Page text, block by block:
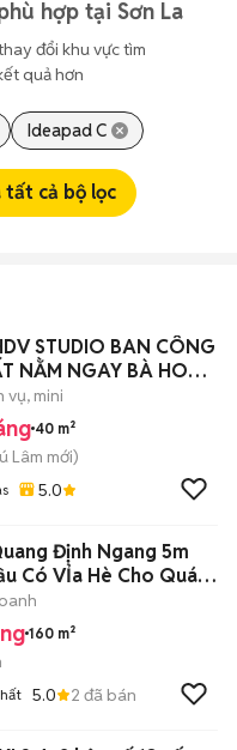
hợp tại Sơn La
đổi khu vực tìm
quả hơn
Ideapad C
tất cả bộ lọc
STUDIO BAN CÔNG
NẰM NGAY BÀ HOM -
vụ, mini
40 m²
Lâm mới)
5.0
Định Ngang 5m
Có VỈa Hè Cho Quán
160 m²
5.0 2 đã bán